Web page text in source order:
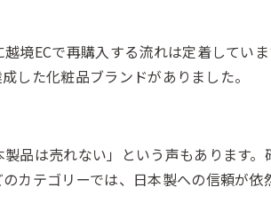
境ECで再購入する流れは定着してい
した化粧品ブランドがありました。
品は売れない」という声もあります
カテゴリーでは、日本製への信頼が